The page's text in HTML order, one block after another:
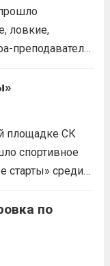
ловкие,
преподавателя
и
площадке СК
спортивное
старты» среди
по